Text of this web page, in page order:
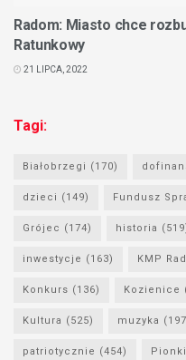
Radom: Miasto chce
Ratunkowy
21 LIPCA, 2022
Tagi:
Białobrzegi (170)
dzieci (149) Fundusz
Grójec (174) historia
inwestycje (163) KMP
Konkurs (136) Kozienice
Kultura (525) muzyka
patriotycznie (454) Pionki